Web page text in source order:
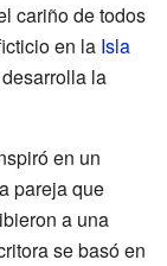
cariño de todos
en la Isla
la
en un
pareja que
a una
se basó en